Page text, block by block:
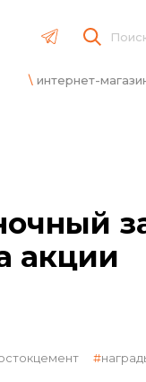
интернет-
акции